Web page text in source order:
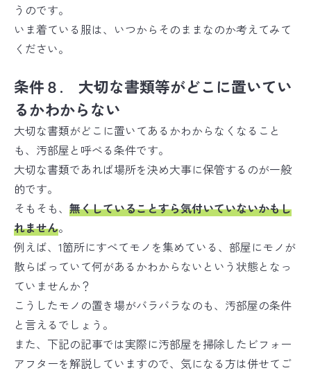
うのです。
いま着ている服は、いつからそのままなのか考えてみて
ください。
条件８. 大切な書類等がどこに置いてい
るかわからない
大切な書類がどこに置いてあるかわからなくなること
も、汚部屋と呼べる条件です。
大切な書類であれば場所を決め大事に保管するのが一般
的です。
そもそも、 無くしていることすら気付いていないかもし
れません。
例えば、1箇所にすべてモノを集めている、部屋にモノが
散らばっていて何があるかわからないという状態となっ
ていませんか？
こうしたモノの置き場がバラバラなのも、汚部屋の条件
と言えるでしょう。
また、下記の記事では実際に汚部屋を掃除したビフォー
アフターを解説していますので、気になる方は併せてご